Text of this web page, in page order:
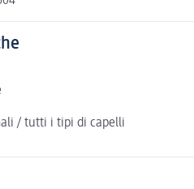
/ tutti i tipi di capelli